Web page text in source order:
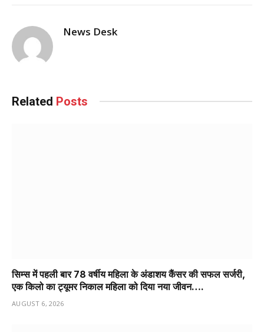
News Desk
Related Posts
सिम्स में पहली बार 78 वर्षीय महिला के अंडाशय कैंसर की सफल सर्जरी,
एक किलो का ट्यूमर निकाल महिला को दिया नया जीवन….
AUGUST 6, 2026